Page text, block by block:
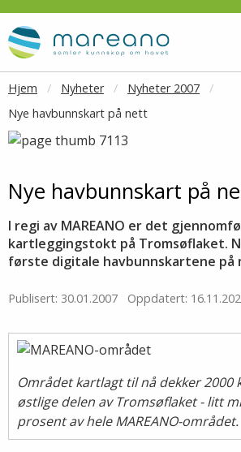
Gå til hovedinnhold
Hjem Nyheter
Nyheter 2007
Nye havbunnskart på nett
Nye havbunnskart på
I regi av MAREANO er det
kartleggingstokt på Tromsøflaket.
første digitale havbunnskartene på
Publisert: 30.01.2007 Oppdatert:
Området kartlagt til nå dekker 2000
østlige delen av Tromsøflaket - litt
prosent av hele MAREANO-området.